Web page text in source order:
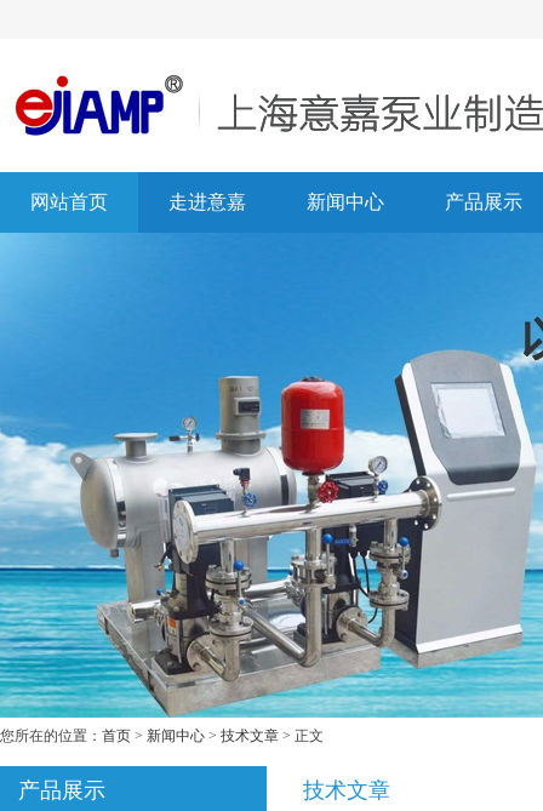
网站首页 走进意嘉 新闻中心 产品展示
您所在的位置： 首页 > 新闻中心 > 技术文章 > 正文
产品展示 技术文章